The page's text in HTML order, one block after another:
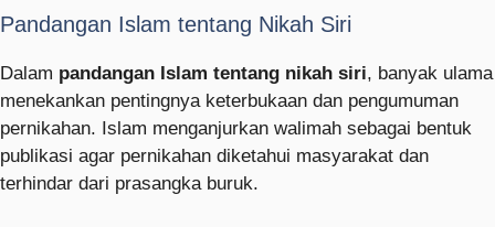
Pandangan Islam tentang Nikah Siri
Dalam pandangan Islam tentang nikah siri, banyak ulama
menekankan pentingnya keterbukaan dan pengumuman
pernikahan. Islam menganjurkan walimah sebagai bentuk
publikasi agar pernikahan diketahui masyarakat dan
terhindar dari prasangka buruk.